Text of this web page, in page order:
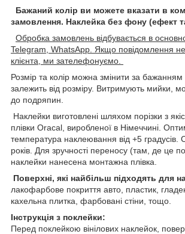
Бажаний колір ви можете вказати в
замовлення. Наклейка без фону (ефект
Обробка замовлень відбувається в
Telegram, WhatsApp. Якщо повідомлення
клієнта, ми зателефонуємо.
Розмір та колір можна змінити за бажанням
залежить від розміру. Витримують мийки,
до подряпин.
Наклейки виготовлені шляхом порізки з
плівки Oracal, виробленої в Німеччині.
температура наклеювання від +5 градусів.
років. Для зручності переносу (там, де це
наклейки нанесена монтажна плівка.
Поверхні, які найбільш підходять для
лакофарбове покриття авто, пластик,
кахельна плитка, фарбовані стіни, тощо.
Інструкція з поклейки:
Перед поклейкою вінілових наклейок,